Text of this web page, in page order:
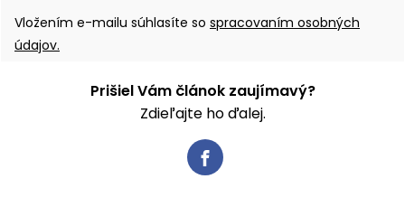
Vložením e-mailu súhlasíte so spracovaním osobných
údajov.
Prišiel Vám článok zaujímavý?
Zdieľajte ho ďalej.